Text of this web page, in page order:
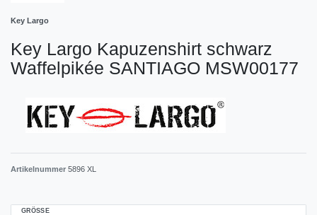
Key Largo
Key Largo Kapuzenshirt schwarz
Waffelpikée SANTIAGO MSW00177
Artikelnummer 5896 XL
GRÖSSE